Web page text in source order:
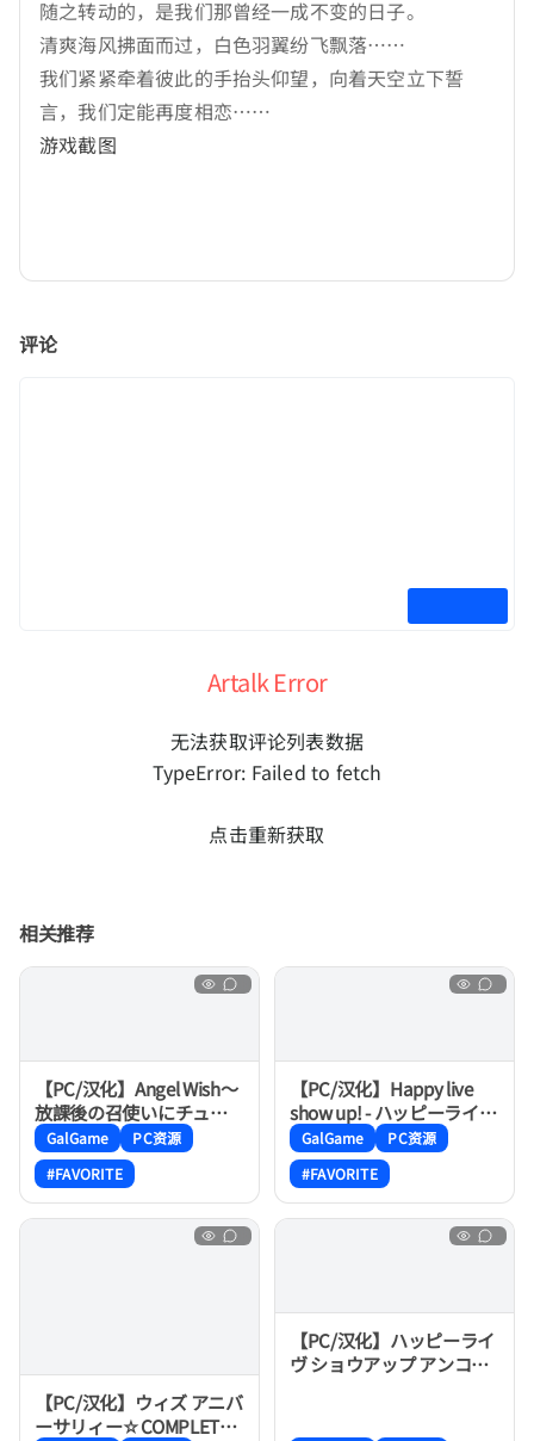
随之转动的，是我们那曾经一成不变的日子。
清爽海风拂面而过，白色羽翼纷飞飘落……
我们紧紧牵着彼此的手抬头仰望，向着天空立下誓
言，我们定能再度相恋……
游戏截图
评论
Artalk Error
无法获取评论列表数据
TypeError: Failed to fetch
点击重新获取
相关推荐
【PC/汉化】Angel Wish～
放課後の召使いにチュ
ッ！～
GalGame
PC资源
#FAVORITE
【PC/汉化】Happy live
show up! - ハッピーライヴ
ショウアップ！
GalGame
PC资源
#FAVORITE
【PC/汉化】ウィズ アニバ
ーサリィー☆COMPLETE!
【PC/汉化】ハッピーライ
ヴ ショウアップ アンコー